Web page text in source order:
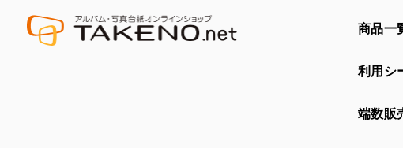
商品一
利用シ
端数販